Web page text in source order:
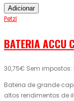
Adicionar
Petzl
BATERIA ACCU
30,75€ Sem impostos:
Bateria de grande
altos rendimentos de